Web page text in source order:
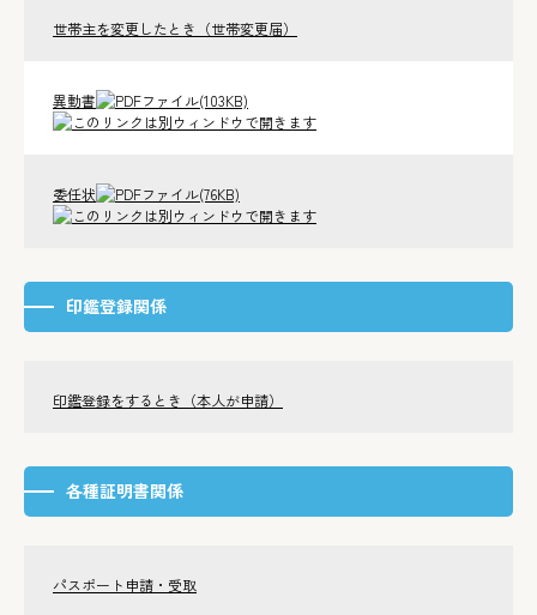
世帯主を変更したとき（世帯変更届）
異動書 (103KB)
委任状 (76KB)
印鑑登録関係
印鑑登録をするとき（本人が申請）
各種証明書関係
パスポート申請・受取